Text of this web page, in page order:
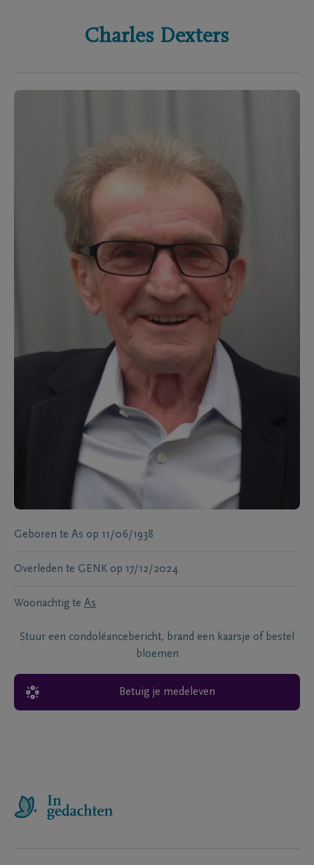
Charles Dexters
Geboren te As op 11/06/1938
Overleden te GENK op 17/12/2024
Woonachtig te As
Stuur een condoléancebericht, brand een kaarsje of bestel
bloemen
Betuig je medeleven